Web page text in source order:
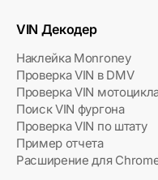
VIN Декодер
Наклейка Monroney
Проверка VIN в DMV
Проверка VIN
Поиск VIN фургона
Проверка VIN по штату
Пример отчета
Расширение для